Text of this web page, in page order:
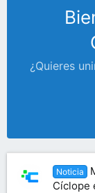
¿Quieres
Noticia
Cíclope